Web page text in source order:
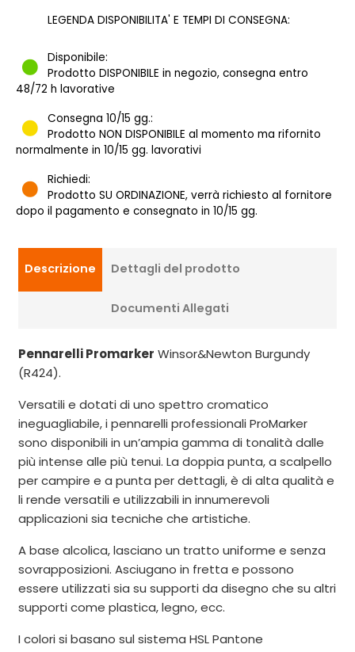
LEGENDA DISPONIBILITA' E TEMPI DI CONSEGNA:
Disponibile:
Prodotto DISPONIBILE in negozio, consegna entro
48/72 h lavorative
Consegna 10/15 gg.:
Prodotto NON DISPONIBILE al momento ma rifornito
normalmente in 10/15 gg. lavorativi
Richiedi:
Prodotto SU ORDINAZIONE, verrà richiesto al fornitore
dopo il pagamento e consegnato in 10/15 gg.
Descrizione Dettagli del prodotto
Documenti Allegati
Pennarelli Promarker Winsor&Newton Burgundy
(R424).
Versatili e dotati di uno spettro cromatico
ineguagliabile, i pennarelli professionali ProMarker
sono disponibili in un’ampia gamma di tonalità dalle
più intense alle più tenui. La doppia punta, a scalpello
per campire e a punta per dettagli, è di alta qualità e
li rende versatili e utilizzabili in innumerevoli
applicazioni sia tecniche che artistiche.
A base alcolica, lasciano un tratto uniforme e senza
sovrapposizioni. Asciugano in fretta e possono
essere utilizzati sia su supporti da disegno che su altri
supporti come plastica, legno, ecc.
I colori si basano sul sistema HSL Pantone